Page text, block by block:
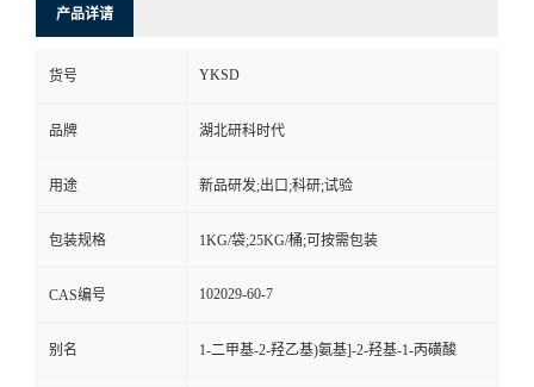
产品详请
货号 YKSD
品牌 湖北研科时代
用途 新品研发;出口;科研;试验
包装规格 1KG/袋;25KG/桶;可按需包装
CAS编号 102029-60-7
别名 1-二甲基-2-羟乙基)氨基]-2-羟基-1-丙磺酸